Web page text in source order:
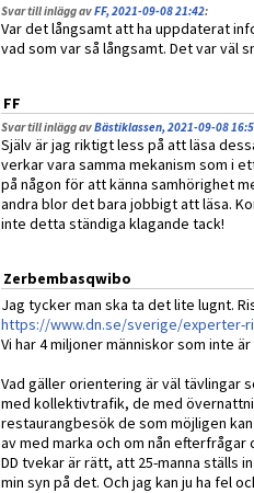
Svar till inlägg avFF, 2021-09-08 21:42:
Var det långsamt att ha uppdaterat
vad som var så långsamt. Det var väl
FF
Svar till inlägg avBästiklassen, 2021-09-08
Själv är jag riktigt less på att läsa
verkar vara samma mekanism som i
på någon för att känna samhörighet
andra blor det bara jobbigt att läsa.
inte detta ständiga klagande tack!
Zerbembasqwibo
Jag tycker man ska ta det lite lugnt.
https://www.dn.se/sverige/experter-
Vi har 4 miljoner människor som inte
Vad gäller orientering är väl tävlingar
med kollektivtrafik, de med
restaurangbesök de som möjligen
av med marka och om nån
DD tvekar är rätt, att 25-manna ställs
min syn på det. Och jag kan ju ha fel